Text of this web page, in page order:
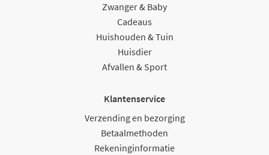
Zwanger & Baby
Cadeaus
Huishouden & Tuin
Huisdier
Afvallen & Sport
Klantenservice
Verzending en bezorging
Betaalmethoden
Rekeninginformatie